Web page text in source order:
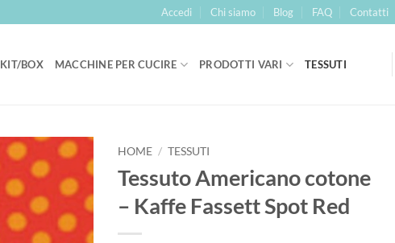
Accedi Chi siamo Blog FAQ Contatti
KIT/BOX MACCHINE PER CUCIRE PRODOTTI VARI TESSUTI
Aggiungi
alla lista
dei
desideri
HOME / TESSUTI
Tessuto Americano cotone
– Kaffe Fassett Spot Red